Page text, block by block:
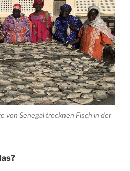
von Senegal trocknen Fisch in der